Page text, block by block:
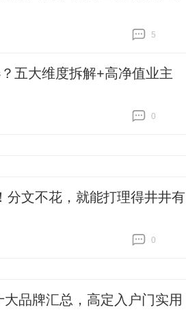
5
五大维度拆解+高净值业主
0
分文不花，就能打理得井井有
0
品牌汇总，高定入户门实用